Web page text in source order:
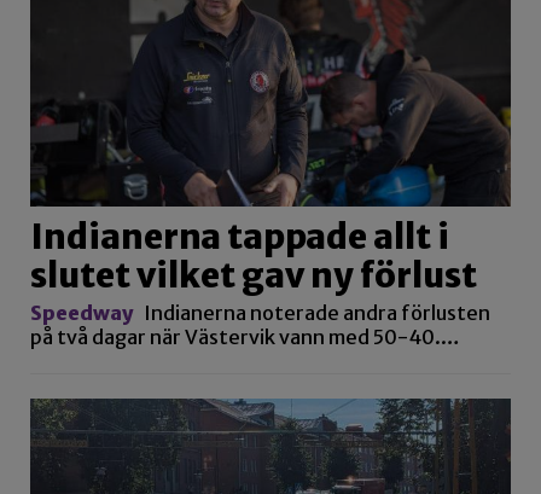
Indianerna tappade allt i
slutet vilket gav ny förlust
Speedway Indianerna noterade andra förlusten
på två dagar när Västervik vann med 50-40.…